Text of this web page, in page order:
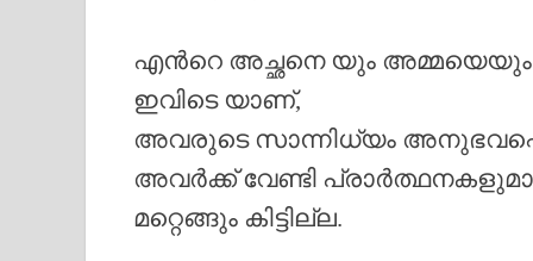
എൻറെ അച്ഛനെ യും
ഇവിടെ യാണ്,
അവരുടെ സാന്നിധ്യം
അവർക്ക് വേണ്ടി
മറ്റെങ്ങും കിട്ടില്ല.